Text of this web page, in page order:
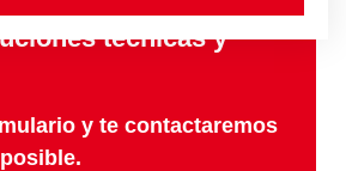
técnicas y
y te contactaremos